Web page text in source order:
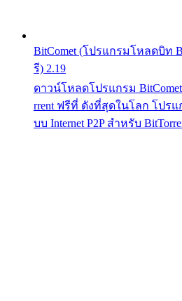
BitComet (โปรแกรมโหลดบิท
รี) 2.19
ดาวน์โหลดโปรแกรม
rrent ฟรีที่ ดังที่สุดในโลก โปร
บบ Internet P2P สำหรับ